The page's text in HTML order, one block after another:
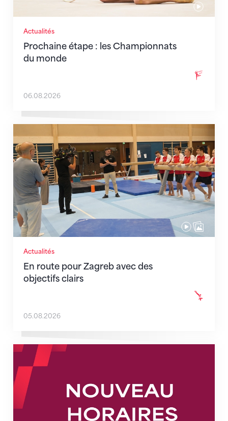
Actualités
Prochaine étape : les Championnats
du monde
06.08.2026
Actualités
En route pour Zagreb avec des
objectifs clairs
En route pour Zagreb avec des objectifs clairs
05.08.2026
Nouveaux horaires du secrétariat dès le 1er août